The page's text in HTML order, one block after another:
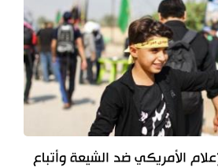
الأمريكي ضد الشيعة وأتباع